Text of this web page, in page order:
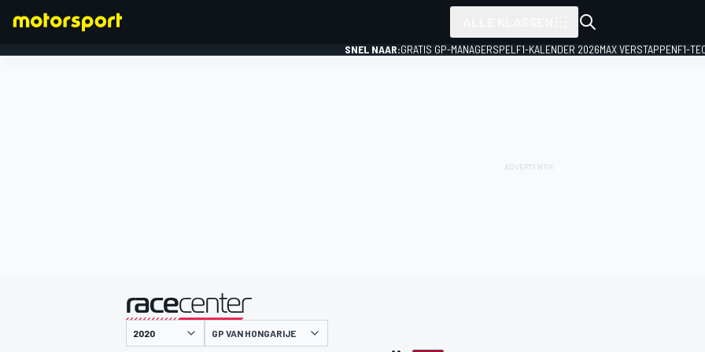
SNEL NAAR:GRATIS GP-MANAGERSPEL F1-KALENDER 2026MAX VERSTAPPENF1-
gepresenteerd door
GP VAN HONGARIJE